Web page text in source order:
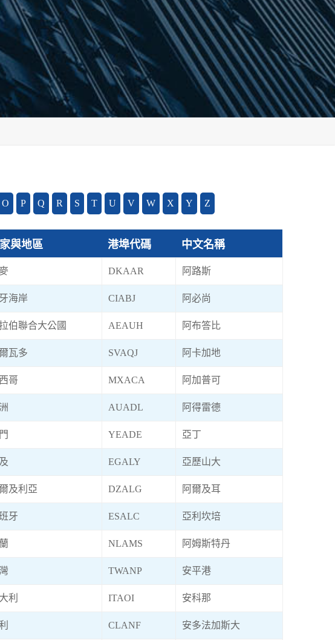
O P Q R S T U V W X Y Z
與地區 港埠代碼 中文名稱
DKAAR 阿路斯
海岸 CIABJ 阿必尚
伯聯合大公國 AEAUH 阿布答比
瓦多 SVAQJ 阿卡加地
哥 MXACA 阿加普可
AUADL 阿得雷德
YEADE 亞丁
EGALY 亞歷山大
及利亞 DZALG 阿爾及耳
牙 ESALC 亞利坎培
NLAMS 阿姆斯特丹
TWANP 安平港
利 ITAOI 安科那
CLANF 安多法加斯大